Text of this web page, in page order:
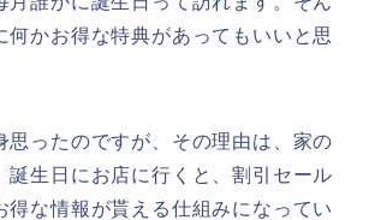
何かお得な特典があってもいいと思
思ったのですが、その理由は、家の
誕生日にお店に行くと、割引セール
得な情報が貰える仕組みになってい